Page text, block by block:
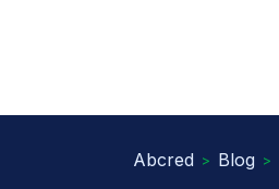
Abcred > Blog >